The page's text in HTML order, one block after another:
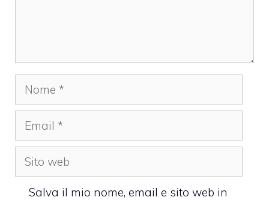
Nome
Email
Sito
web
Salva il mio nome, email e sito web in